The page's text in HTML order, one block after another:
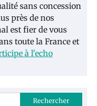
sans concession
près de nos
est fier de vous
toute la France et
à l'echo
Rechercher